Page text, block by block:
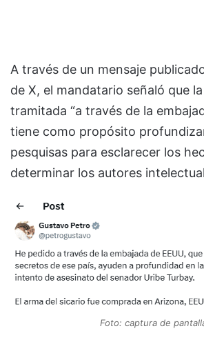
A través de un mensaje
de X, el mandatario señaló que
tramitada “a través de la
tiene como propósito
pesquisas para esclarecer los
determinar los autores
Foto: captura de